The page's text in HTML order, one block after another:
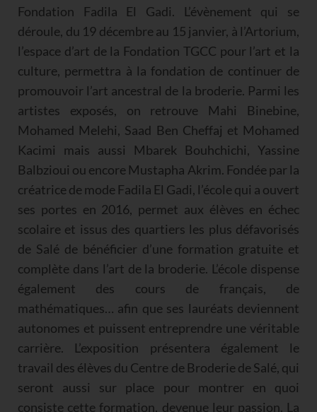
Fondation Fadila El Gadi. L’évènement qui se
déroule, du 19 décembre au 15 janvier, à l’Artorium,
l’espace d’art de la Fondation TGCC pour l’art et la
culture, permettra à la fondation de continuer de
promouvoir l’art ancestral de la broderie. Parmi les
artistes exposés, on retrouve Mahi Binebine,
Mohamed Melehi, Saad Ben Cheffaj et Mohamed
Kacimi mais aussi Mbarek Bouhchichi, Yassine
Balbzioui ou encore Mustapha Akrim. Fondée par la
créatrice de mode Fadila El Gadi, l’école qui a ouvert
ses portes en 2016, permet aux élèves en échec
scolaire et issus des quartiers les plus défavorisés
de Salé de bénéficier d’une formation gratuite et
complète dans l’art de la broderie. L’école dispense
également des cours de français, de
mathématiques… afin que ses lauréats deviennent
autonomes et puissent entreprendre une véritable
carrière. L’exposition présentera également le
travail des élèves du Centre de Broderie de Salé, qui
seront aussi sur place pour montrer en quoi
consiste cette formation, devenue leur passion. La